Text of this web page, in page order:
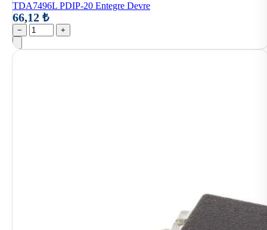
TDA7496L PDIP-20 Entegre Devre
66,12 ₺
− +